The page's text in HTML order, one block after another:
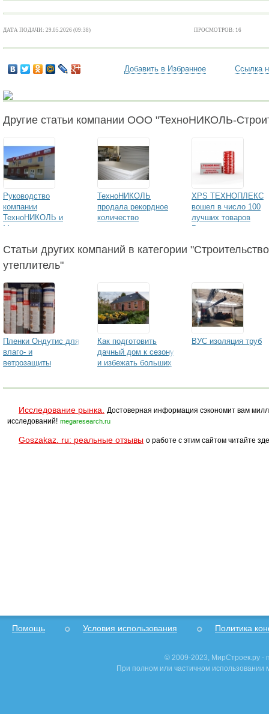
ДАТА ПОДАЧИ: 29.05.2026 (09:38) ПРОСМОТРОВ: 16
Добавить в Избранное Ссылка
Другие статьи компании ООО "ТехноНИКОЛЬ-
Руководство
компании
ТехноНИКОЛЬ и
Министерство по
Востока подписали
Меморандум о
сотрудничестве
ТехноНИКОЛЬ
продала рекордное
количество
XPS ТЕХНОПЛЕКС
вошел в число 100
лучших товаров
России
Статьи других компаний в категории
утеплитель"
Пленки Ондутис для
влаго- и
ветрозащиты
Как подготовить
дачный дом к сезону
и избежать больших
ВУС изоляция труб
Исследование рынка.
Достоверная информация сэкономит вам
исследований! megaresearch.ru
Goszakaz. ru: реальные отзывы о работе с этим сайтом читайте
Помощь Условия использования Политика
© 2009-2023, МирСтроек.ру -
При полном или частичном использовании